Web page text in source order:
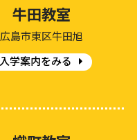
牛田教室
広島市東区牛田旭
入学案内をみる